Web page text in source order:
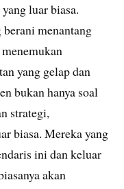
luar biasa.
menantang
yang gelap dan
bukan hanya soal
strategi,
biasa. Mereka yang
ini dan keluar
akan